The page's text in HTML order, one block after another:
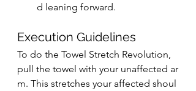
d leaning forward.
Execution Guidelines
To do the Towel Stretch Revolution,
pull the towel with your unaffected ar
m. This stretches your affected shoul